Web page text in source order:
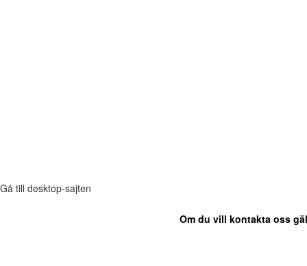
Gå till desktop-sajten
Om du vill kontakta oss